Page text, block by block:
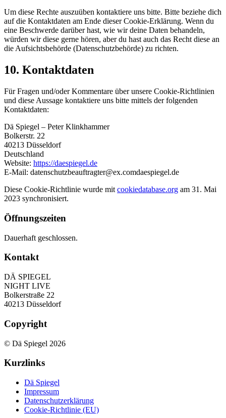
Um diese Rechte auszuüben kontaktiere uns bitte. Bitte beziehe dich
auf die Kontaktdaten am Ende dieser Cookie-Erklärung. Wenn du
eine Beschwerde darüber hast, wie wir deine Daten behandeln,
würden wir diese gerne hören, aber du hast auch das Recht diese an
die Aufsichtsbehörde (Datenschutzbehörde) zu richten.
10. Kontaktdaten
Für Fragen und/oder Kommentare über unsere Cookie-Richtlinien
und diese Aussage kontaktiere uns bitte mittels der folgenden
Kontaktdaten:
Dä Spiegel – Peter Klinkhammer
Bolkerstr. 22
40213 Düsseldorf
Deutschland
Website: https://daespiegel.de
E-Mail: datenschutzbeauftragter@ex.comdaespiegel.de
Diese Cookie-Richtlinie wurde mit cookiedatabase.org am 31. Mai
2023 synchronisiert.
Öffnungszeiten
Dauerhaft geschlossen.
Kontakt
DÄ SPIEGEL
NIGHT LIVE
Bolkerstraße 22
40213 Düsseldorf
Copyright
© Dä Spiegel 2026
Kurzlinks
Dä Spiegel
Impressum
Datenschutzerklärung
Cookie-Richtlinie (EU)